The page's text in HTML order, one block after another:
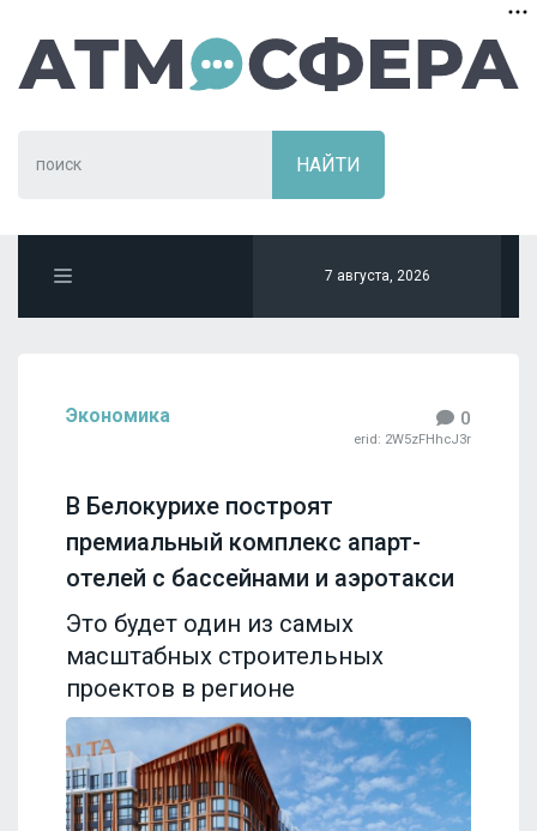
7 августа, 2026
Экономика 0
erid: 2W5zFHhcJ3r
В Белокурихе построят
премиальный комплекс апарт-
отелей с бассейнами и аэротакси
Это будет один из самых
масштабных строительных
проектов в регионе